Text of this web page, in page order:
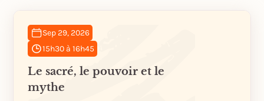
Sep 29, 2026
15h30 à 16h45
Le sacré, le pouvoir et le
mythe